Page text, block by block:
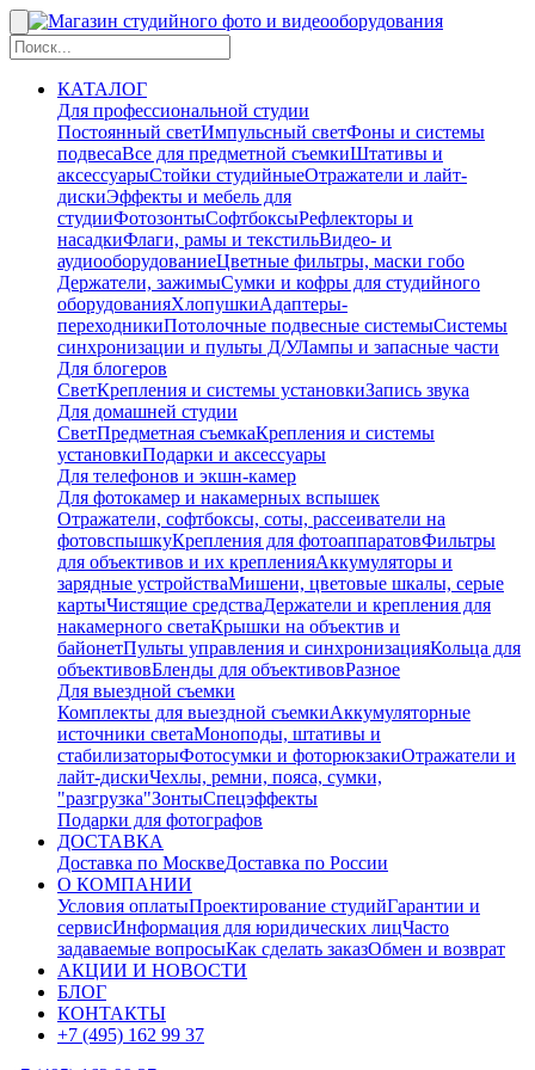
КАТАЛОГ
Для профессиональной студии
Постоянный светИмпульсный светФоны и системы
подвесаВсе для предметной съемкиШтативы и
аксессуарыСтойки студийныеОтражатели и лайт-
дискиЭффекты и мебель для
студииФотозонтыСофтбоксыРефлекторы и
насадкиФлаги, рамы и текстильВидео- и
аудиооборудованиеЦветные фильтры, маски гобо
Держатели, зажимыСумки и кофры для студийного
оборудованияХлопушкиАдаптеры-
переходникиПотолочные подвесные системыСистемы
синхронизации и пульты Д/УЛампы и запасные части
Для блогеров
СветКрепления и системы установкиЗапись звука
Для домашней студии
СветПредметная съемкаКрепления и системы
установкиПодарки и аксессуары
Для телефонов и экшн-камер
Для фотокамер и накамерных вспышек
Отражатели, софтбоксы, соты, рассеиватели на
фотовспышкуКрепления для фотоаппаратовФильтры
для объективов и их крепленияАккумуляторы и
зарядные устройстваМишени, цветовые шкалы, серые
картыЧистящие средстваДержатели и крепления для
накамерного светаКрышки на объектив и
байонетПульты управления и синхронизацияКольца для
объективовБленды для объективовРазное
Для выездной съемки
Комплекты для выездной съемкиАккумуляторные
источники светаМоноподы, штативы и
стабилизаторыФотосумки и фоторюкзакиОтражатели и
лайт-дискиЧехлы, ремни, пояса, сумки,
"разгрузка"ЗонтыСпецэффекты
Подарки для фотографов
ДОСТАВКА
Доставка по МосквеДоставка по России
О КОМПАНИИ
Условия оплатыПроектирование студийГарантии и
сервисИнформация для юридических лицЧасто
задаваемые вопросыКак сделать заказОбмен и возврат
АКЦИИ И НОВОСТИ
БЛОГ
КОНТАКТЫ
+7 (495) 162 99 37